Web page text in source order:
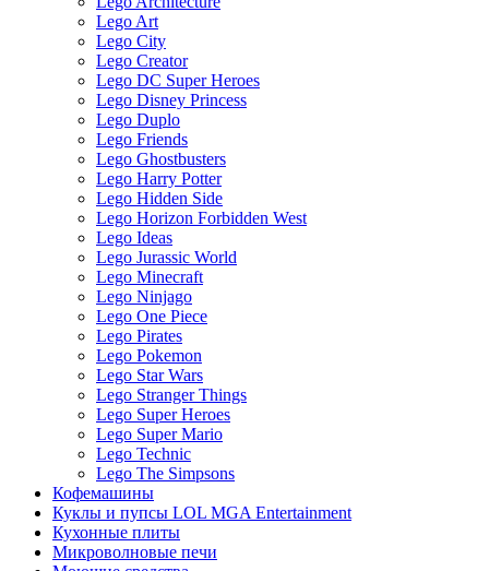
Lego Art
Lego City
Lego Creator
Lego DC Super Heroes
Lego Disney Princess
Lego Duplo
Lego Friends
Lego Ghostbusters
Lego Harry Potter
Lego Hidden Side
Lego Horizon Forbidden West
Lego Ideas
Lego Jurassic World
Lego Minecraft
Lego Ninjago
Lego One Piece
Lego Pirates
Lego Pokemon
Lego Star Wars
Lego Stranger Things
Lego Super Heroes
Lego Super Mario
Lego Technic
Lego The Simpsons
Кофемашины
Куклы и пупсы LOL MGA Entertainment
Кухонные плиты
Микроволновые печи